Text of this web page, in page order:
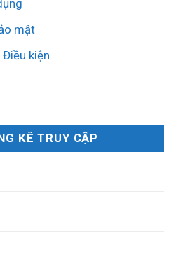
mật
kiện
KÊ TRUY CẬP